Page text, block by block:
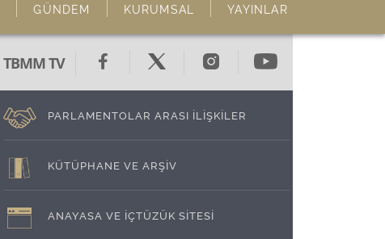
GÜNDEM KURUMSAL YAYINLAR
TBMM TV
PARLAMENTOLAR ARASI İLİŞKİLER
KÜTÜPHANE VE ARŞİV
ANAYASA VE İÇTÜZÜK SİTESİ